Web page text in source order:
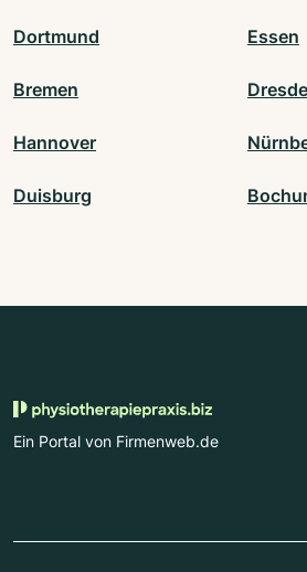
Dortmund Essen
Bremen
Hannover
Duisburg
Ein Portal von Firmenweb.de